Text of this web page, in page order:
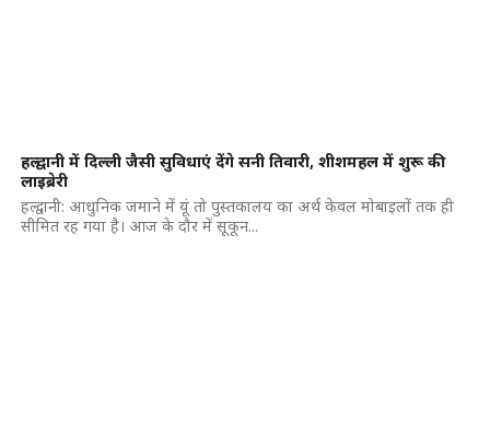
हल्द्वानी में दिल्ली जैसी सुविधाएं देंगे सनी तिवारी, शीशमहल में शुरू की
लाइब्रेरी
हल्द्वानी: आधुनिक जमाने में यूं तो पुस्तकालय का अर्थ केवल मोबाइलों तक ही
सीमित रह गया है। आज के दौर में सूकून...